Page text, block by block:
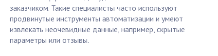
заказчиком. Такие специалисты часто используют
продвинутые инструменты автоматизации и умеют
извлекать неочевидные данные, например, скрытые
параметры или отзывы.